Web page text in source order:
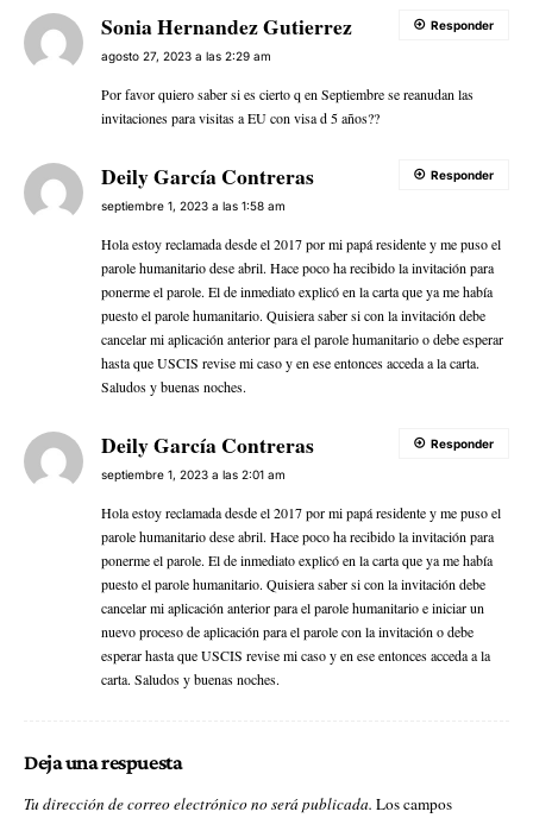
Sonia Hernandez Gutierrez
agosto 27, 2023 a las 2:29 am
Por favor quiero saber si es cierto q en Septiembre se reanudan las
invitaciones para visitas a EU con visa d 5 años??
Responder
Deily García Contreras
septiembre 1, 2023 a las 1:58 am
Hola estoy reclamada desde el 2017 por mi papá residente y me puso el
parole humanitario dese abril. Hace poco ha recibido la invitación para
ponerme el parole. El de inmediato explicó en la carta que ya me había
puesto el parole humanitario. Quisiera saber si con la invitación debe
cancelar mi aplicación anterior para el parole humanitario o debe esperar
hasta que USCIS revise mi caso y en ese entonces acceda a la carta.
Saludos y buenas noches.
Responder
Deily García Contreras
septiembre 1, 2023 a las 2:01 am
Hola estoy reclamada desde el 2017 por mi papá residente y me puso el
parole humanitario dese abril. Hace poco ha recibido la invitación para
ponerme el parole. El de inmediato explicó en la carta que ya me había
puesto el parole humanitario. Quisiera saber si con la invitación debe
cancelar mi aplicación anterior para el parole humanitario e iniciar un
nuevo proceso de aplicación para el parole con la invitación o debe
esperar hasta que USCIS revise mi caso y en ese entonces acceda a la
carta. Saludos y buenas noches.
Responder
Deja una respuesta
Tu dirección de correo electrónico no será publicada. Los campos